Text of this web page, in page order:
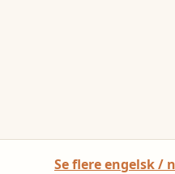
Se flere engelsk /